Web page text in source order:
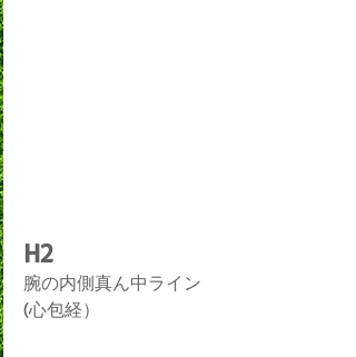
H2
腕の内側真ん中ライン
(心包経）